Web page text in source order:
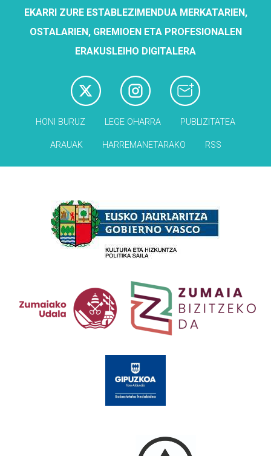
EKARRI ZURE ESTABLEZIMENDUA MERKATARIEN,
OSTALARIEN, GREMIOEN ETA PROFESIONALEN
ERAKUSLEIHO DIGITALERA
HONI BURUZ LEGE OHARRA PUBLIZITATEA
ARAUAK HARREMANETARAKO RSS